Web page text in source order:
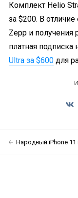
Комплект Helio
за $200. В
Zepp и
платная подписка
Ultra за $600 для
Народный iPhone 11